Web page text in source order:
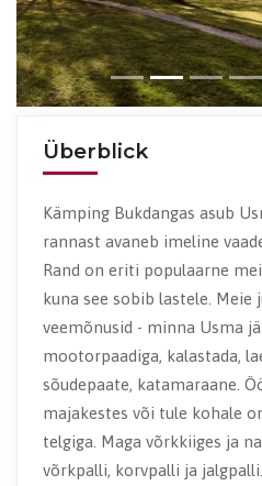
Überblick
Kämping Bukdangas asub
rannast avaneb imeline
Rand on eriti populaarne
kuna see sobib lastele. Meie
veemõnusid - minna Usma
mootorpaadiga, kalastada,
sõudepaate, katamaraane.
majakestes või tule kohale
telgiga. Maga võrkkiiges ja
võrkpalli, korvpalli ja